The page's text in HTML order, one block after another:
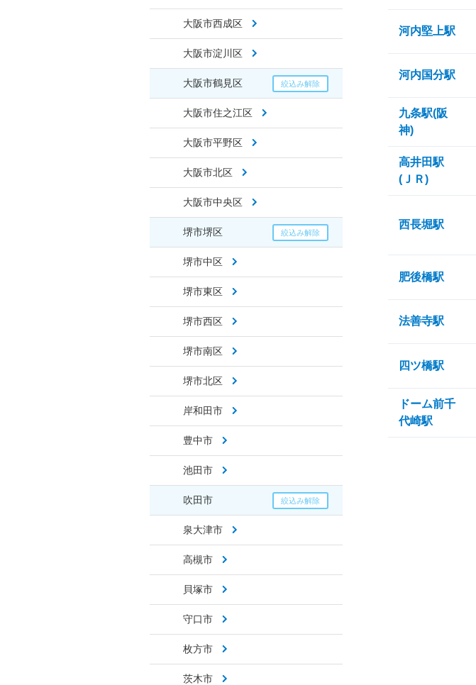
大阪市西成区
大阪市淀川区
大阪市鶴見区
大阪市住之江区
大阪市平野区
大阪市北区
大阪市中央区
堺市堺区
堺市中区
堺市東区
堺市西区
堺市南区
堺市北区
岸和田市
豊中市
池田市
吹田市
泉大津市
高槻市
貝塚市
守口市
枚方市
茨木市
河内堅上駅
河内国分駅
九条駅(阪
神)
高井田駅
(ＪＲ)
西長堀駅
肥後橋駅
法善寺駅
四ツ橋駅
ドーム前千
代崎駅